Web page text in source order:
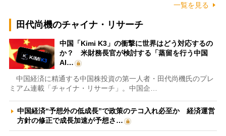
一覧を見る
田代尚機のチャイナ・リサーチ
中国「Kimi K3」の衝撃に世界はどう対応するの
か？ 米財務長官が検討する「蒸留を行う中国
AI…
中国経済に精通する中国株投資の第一人者・田代尚機氏のプレ
ミアム連載「チャイナ・リサーチ」。中国企…
中国経済“予想外の低成長”で政策のテコ入れ必至か 経済運営
方針の修正で成長加速が予想さ…